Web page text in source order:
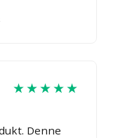
★★★★★
Denne